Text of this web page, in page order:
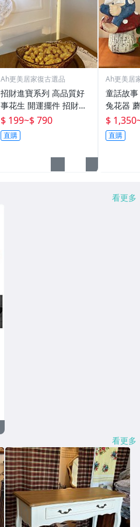
Ah更美居家復古選品
招財進寶系列 高品質好
事花生 開運擺件 招財聚
財 財位 開運花生 【更美
歐洲傢飾古董老件Amazi
ng House】台南
$ 199~$ 790
直購
Ah更美居
童話故
兔花器
花器 花盆 園藝花園
美歐洲
azing
$ 1,350
直購
看更多
看更多